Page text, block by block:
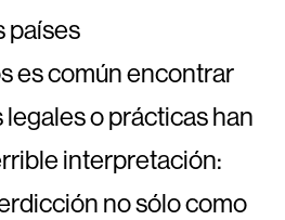
países
es común encontrar
o prácticas han
interpretación:
no sólo como